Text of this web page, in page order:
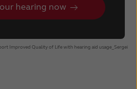
hearing now
Improved Quality of Life with hearing aid usage_Sergei